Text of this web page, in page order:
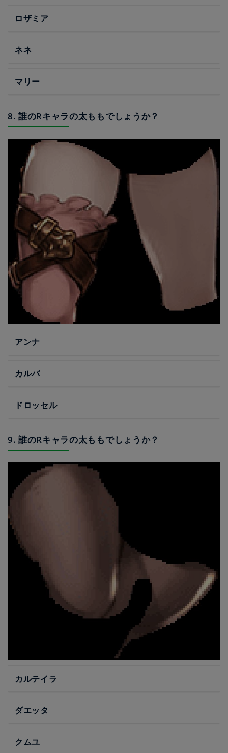
ロザミア
ネネ
マリー
8. 誰のRキャラの太ももでしょうか？
アンナ
カルバ
ドロッセル
9. 誰のRキャラの太ももでしょうか？
カルテイラ
ダエッタ
クムユ